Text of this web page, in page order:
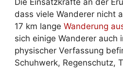
Die Einsatzkräfte an der
dass viele Wanderer nicht
17 km lange Wanderung
sich einige Wanderer auch
physischer Verfassung
Schuhwerk, Regenschutz,